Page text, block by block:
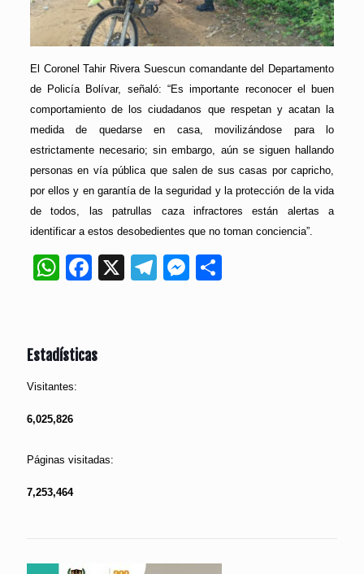
El Coronel Tahir Rivera Suescun comandante del Departamento
de Policía Bolívar, señaló: “Es importante reconocer el buen
comportamiento de los ciudadanos que respetan y acatan la
medida de quedarse en casa, movilizándose para lo
estrictamente necesario; sin embargo, aún se siguen hallando
personas en vía pública que salen de sus casas por capricho,
por ellos y en garantía de la seguridad y la protección de la vida
de todos, las patrullas caza infractores están alertas a
identificar a estos desobedientes que no toman conciencia”.
WhatsApp
Facebook
X Telegram
Messenger
Estadísticas
Visitantes:
6,025,826
Páginas visitadas:
7,253,464